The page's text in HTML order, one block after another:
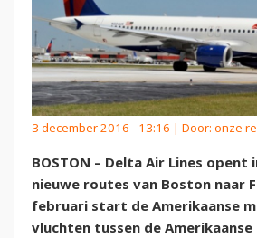
3 december 2016 - 13:16 | Door: onze
BOSTON – Delta Air Lines opent
nieuwe routes van Boston naar
februari start de Amerikaanse
vluchten tussen de